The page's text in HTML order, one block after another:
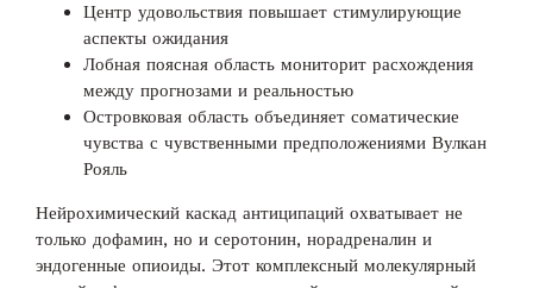
Центр удовольствия повышает стимулирующие
аспекты ожидания
Лобная поясная область мониторит расхождения
между прогнозами и реальностью
Островковая область объединяет соматические
чувства с чувственными предположениями Вулкан
Рояль
Нейрохимический каскад антиципаций охватывает не
только дофамин, но и серотонин, норадреналин и
эндогенные опиоиды. Этот комплексный молекулярный